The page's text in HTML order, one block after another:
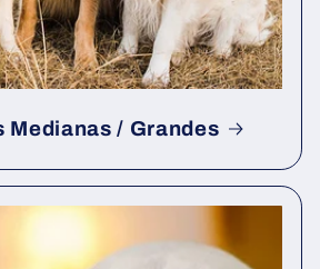
Medianas / Grandes